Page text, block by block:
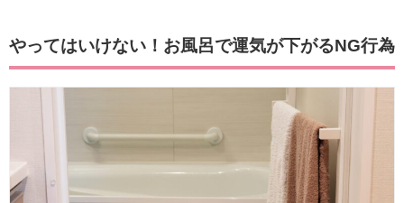
やってはいけない！お風呂で運気が下がるNG行為